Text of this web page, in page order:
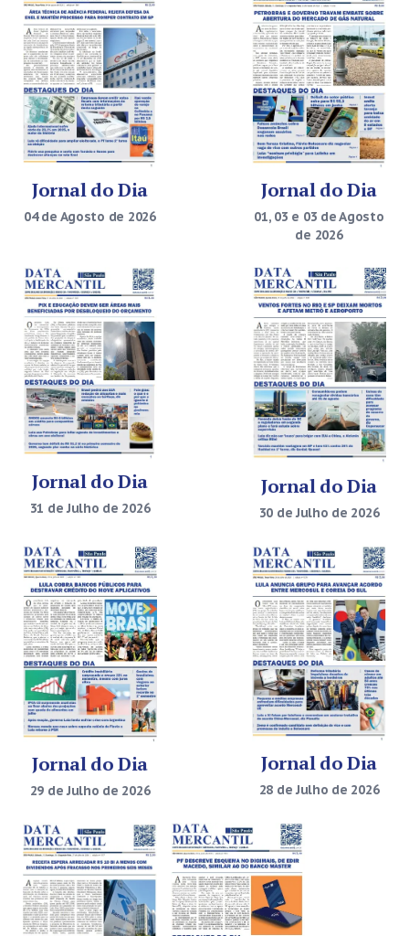
Jornal do Dia
04 de Agosto de 2026
Jornal do Dia
01, 03 e 03 de Agosto
de 2026
Jornal do Dia
31 de Julho de 2026
Jornal do Dia
30 de Julho de 2026
Jornal do Dia
29 de Julho de 2026
Jornal do Dia
28 de Julho de 2026